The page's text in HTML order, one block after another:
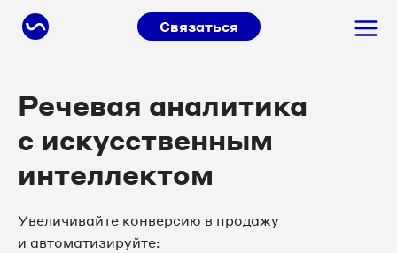
Связаться
Речевая аналитика
с искусственным
интеллектом
Увеличивайте конверсию в продажу
и автоматизируйте: